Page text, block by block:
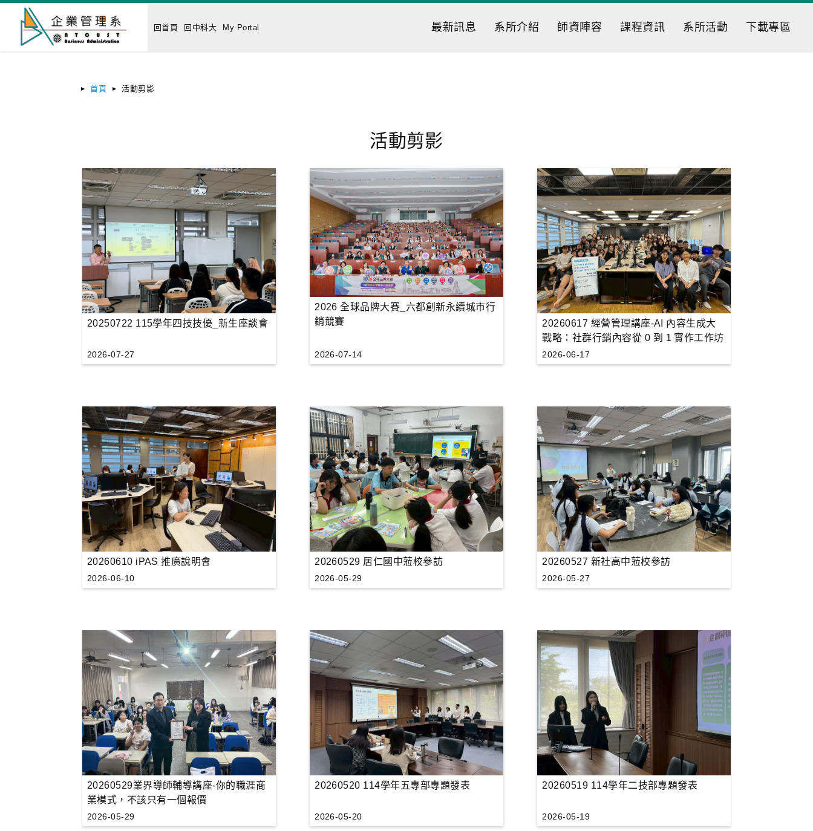
回首頁 回中科大 My Portal 最新訊息 系所介紹 師資陣容 課程資訊 系所活動 下載專區
首頁 活動剪影
活動剪影
20250722 115學年四技技優_新生座談會
2026-07-27
2026 全球品牌大賽_六都創新永續城市行
銷競賽
2026-07-14
20260617 經營管理講座-AI 內容生成大
戰略：社群行銷內容從 0 到 1 實作工作坊
2026-06-17
20260610 iPAS 推廣說明會
2026-06-10
20260529 居仁國中蒞校參訪
2026-05-29
20260527 新社高中蒞校參訪
2026-05-27
20260529業界導師輔導講座-你的職涯商
業模式，不該只有一個報價
2026-05-29
20260520 114學年五專部專題發表
2026-05-20
20260519 114學年二技部專題發表
2026-05-19